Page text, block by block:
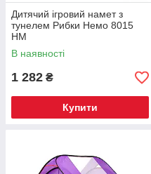
Дитячий ігровий намет з
тунелем Рибки Немо 8015
НМ
В наявності
1 282 ₴
Купити